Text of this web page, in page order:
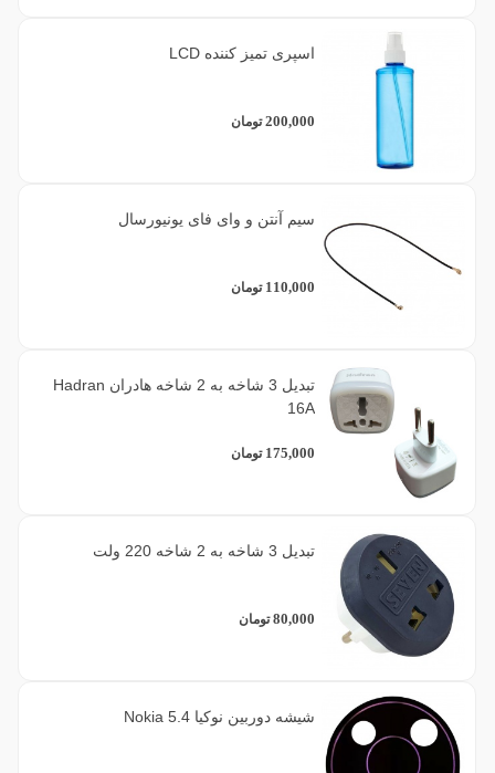
اسپری تمیز کننده LCD
200,000 تومان
سیم آنتن و وای فای یونیورسال
110,000 تومان
تبدیل 3 شاخه به 2 شاخه هادران Hadran
16A
175,000 تومان
تبدیل 3 شاخه به 2 شاخه 220 ولت
80,000 تومان
شیشه دوربین نوکیا Nokia 5.4